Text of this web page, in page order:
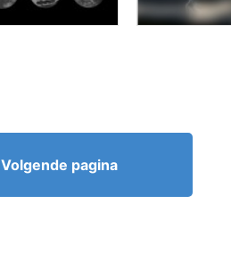
Volgende pagina